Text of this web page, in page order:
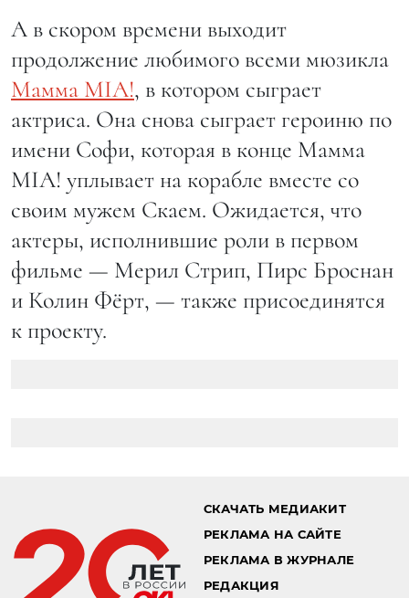
А в скором времени выходит
продолжение любимого всеми мюзикла
Мамма MIA!, в котором сыграет
актриса. Она снова сыграет героиню по
имени Софи, которая в конце Мамма
MIA! уплывает на корабле вместе со
своим мужем Скаем. Ожидается, что
актеры, исполнившие роли в первом
фильме — Мерил Стрип, Пирс Броснан
и Колин Фёрт, — также присоединятся
к проекту.
СКАЧАТЬ МЕДИАКИТ
РЕКЛАМА НА САЙТЕ
РЕКЛАМА В ЖУРНАЛЕ
РЕДАКЦИЯ